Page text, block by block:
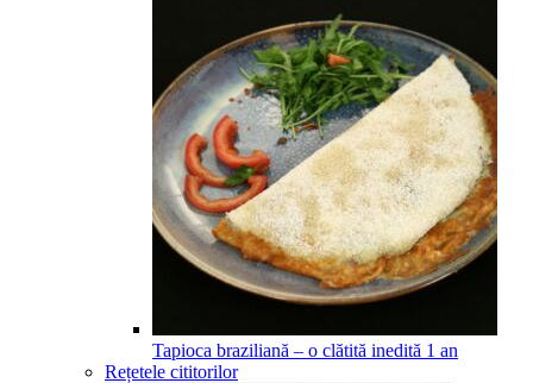
Tapioca braziliană – o clătită inedită 1 an
Rețetele cititorilor